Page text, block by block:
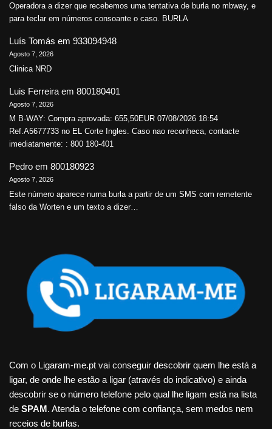
Operadora a dizer que recebemos uma tentativa de burla no mbway, e
para teclar em números consoante o caso. BURLA
Luís Tomás em 933094948
Agosto 7, 2026
Clinica NRD
Luis Ferreira em 800180401
Agosto 7, 2026
M B-WAY: Compra aprovada: 655,50EUR 07/08/2026 18:54
Ref.A5677733 no EL Corte Ingles. Caso nao reconheca, contacte
imediatamente: : 800 180-401
Pedro em 800180923
Agosto 7, 2026
Este número aparece numa burla a partir de um SMS com remetente
falso da Worten e um texto a dizer…
Com o Ligaram-me.pt vai conseguir descobrir quem lhe está a
ligar, de onde lhe estão a ligar (através do indicativo) e ainda
descobrir se o número telefone pelo qual lhe ligam está na lista
de SPAM. Atenda o telefone com confiança, sem medos nem
receios de burlas.